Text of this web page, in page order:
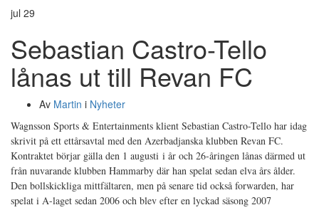
jul 29
Sebastian Castro-Tello
lånas ut till Revan FC
Av Martin i Nyheter
Wagnsson Sports & Entertainments klient Sebastian Castro-Tello har idag
skrivit på ett ettårsavtal med den Azerbadjanska klubben Revan FC.
Kontraktet börjar gälla den 1 augusti i år och 26-åringen lånas därmed ut
från nuvarande klubben Hammarby där han spelat sedan elva års ålder.
Den bollskickliga mittfältaren, men på senare tid också forwarden, har
spelat i A-laget sedan 2006 och blev efter en lyckad säsong 2007